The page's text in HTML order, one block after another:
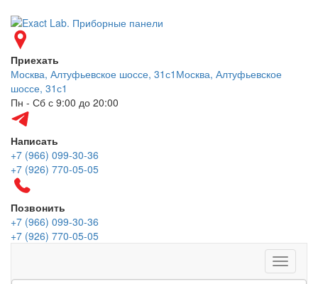
Приехать
Москва, Алтуфьевское шоссе, 31с1 Москва, Алтуфьевское
шоссе, 31с1
Пн - Сб с 9:00 до 20:00
Написать
+7 (966) 099-30-36
+7 (926) 770-05-05
Позвонить
+7 (966) 099-30-36
+7 (926) 770-05-05
Меню